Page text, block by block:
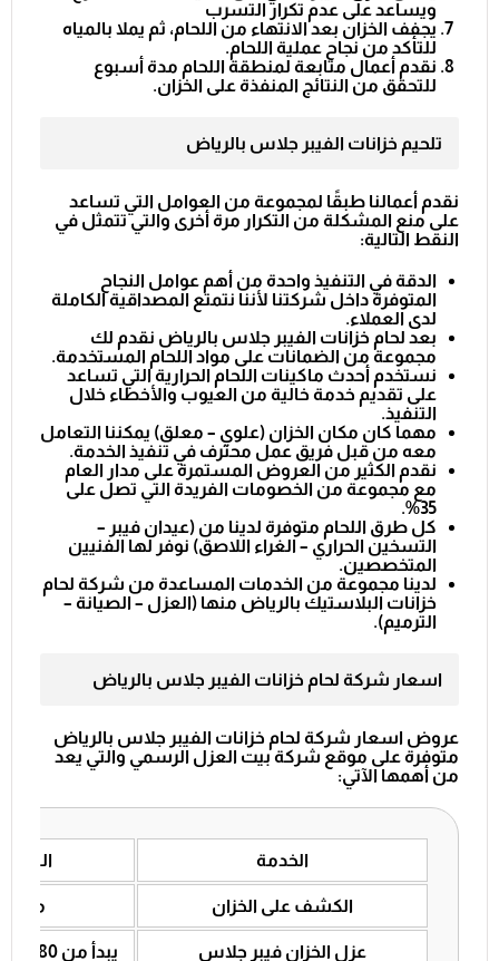
ويساعد على عدم تكرار التسرب
يجفف الخزان بعد الانتهاء من اللحام، ثم يملا بالمياه
للتأكد من نجاح عملية اللحام.
نقدم أعمال متابعة لمنطقة اللحام مدة أسبوع
للتحقق من النتائج المنفذة على الخزان.
تلحيم خزانات الفيبر جلاس بالرياض
نقدم أعمالنا طبقًا لمجموعة من العوامل التي تساعد
على منع المشكلة من التكرار مرة أخرى والتي تتمثل في
النقط التالية:
الدقة في التنفيذ واحدة من أهم عوامل النجاح
المتوفرة داخل شركتنا لأننا نتمتع المصداقية الكاملة
لدى العملاء.
بعد لحام خزانات الفيبر جلاس بالرياض نقدم لك
مجموعة من الضمانات على مواد اللحام المستخدمة.
نستخدم أحدث ماكينات اللحام الحرارية التي تساعد
على تقديم خدمة خالية من العيوب والأخطاء خلال
التنفيذ.
مهما كان مكان الخزان (علوي – معلق) يمكننا التعامل
معه من قبل فريق عمل محترف في تنفيذ الخدمة.
نقدم الكثير من العروض المستمرة على مدار العام
مع مجموعة من الخصومات الفريدة التي تصل على
35%.
كل طرق اللحام متوفرة لدينا من (عيدان فيبر –
التسخين الحراري – الغراء اللاصق) نوفر لها الفنيين
المتخصصين.
لدينا مجموعة من الخدمات المساعدة من شركة لحام
خزانات البلاستيك بالرياض منها (العزل – الصيانة –
الترميم).
اسعار شركة لحام خزانات الفيبر جلاس بالرياض
عروض اسعار شركة لحام خزانات الفيبر جلاس بالرياض
متوفرة على موقع شركة بيت العزل الرسمي والتي يعد
من أهمها الآتي:
الخدمة السعر
الكشف على الخزان مجانًا
عزل الخزان فيبر جلاس يبدأ من 80 ريال سعودي